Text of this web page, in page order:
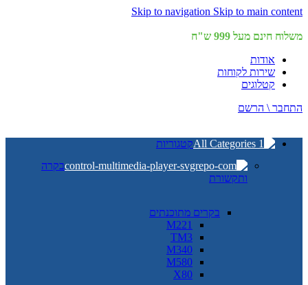
Skip to navigation Skip to main content
משלוח חינם מעל 999 ש"ח
אודות
שירות לקוחות
קטלוגים
התחבר \ הרשם
קטגוריות
בקרה
ותקשורת
בקרים מתוכנתים
M221
TM3
M340
M580
X80